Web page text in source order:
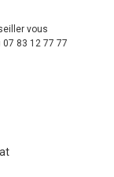
vous
83 12 77 77